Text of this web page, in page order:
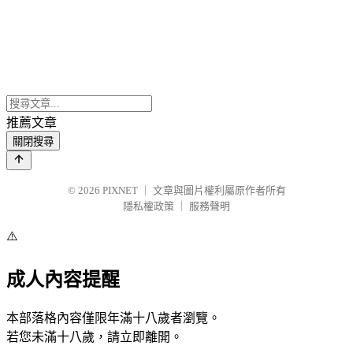
推薦文章
關閉搜尋
© 2026 PIXNET
文章與圖片權利屬原作者所有
隱私權政策
服務聲明
⚠️
成人內容提醒
本部落格內容僅限年滿十八歲者瀏覽。
若您未滿十八歲，請立即離開。